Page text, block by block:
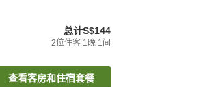
总计S$144
2位住客 1 晚 1 间
查看客房和住宿套餐